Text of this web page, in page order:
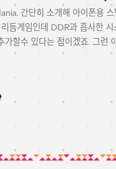
간단히 소개해 아이폰용
듬게임인데 DDR과 흡사한
가할수 있다는 점이겠죠. 그런